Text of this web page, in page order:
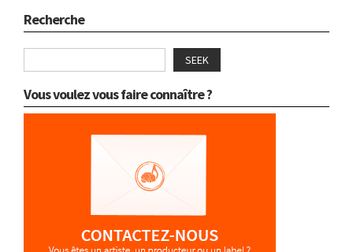
Recherche
SEEK
Vous voulez vous faire connaître ?